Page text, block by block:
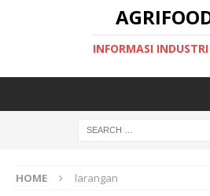
INFORMASI
HOME larangan